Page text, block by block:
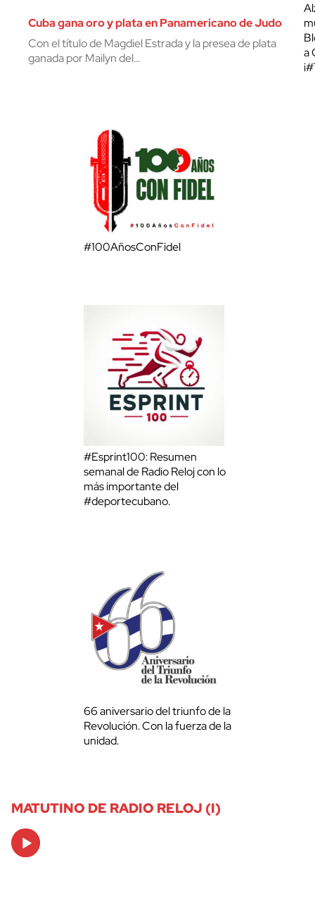
Cuba gana oro y plata en Panamericano de Judo
Con el título de Magdiel Estrada y la presea de plata
ganada por Mailyn del…
a
#100AñosConFidel
#Esprint100: Resumen
semanal de Radio Reloj con lo
más importante del
#deportecubano.
66 aniversario del triunfo de la
Revolución. Con la fuerza de la
unidad.
MATUTINO DE RADIO RELOJ (I)
Audio
Player